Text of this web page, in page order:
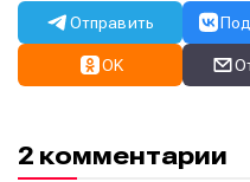
Отправить
OK
2 комментарии